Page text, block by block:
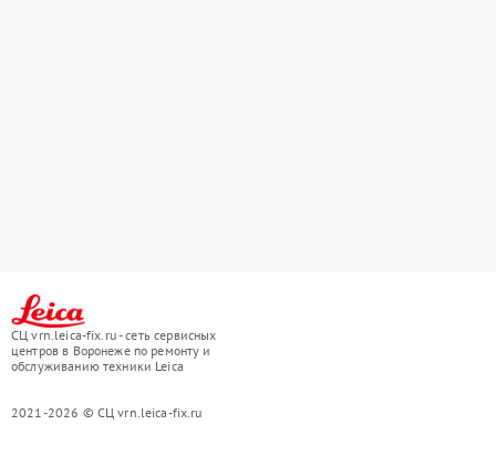
СЦ vrn.leica-fix.ru - сеть сервисных
центров в Воронеже по ремонту и
обслуживанию техники Leica
2021-2026 © СЦ vrn.leica-fix.ru